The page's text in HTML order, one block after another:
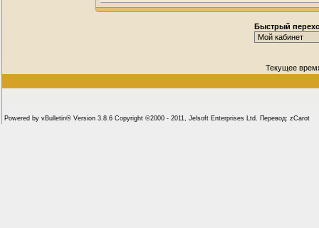
Быстрый
Текущее
Powered by vBulletin® Version 3.8.6 Copyright ©2000 - 2011, Jelsoft Enterprises Ltd. Перевод: zCarot